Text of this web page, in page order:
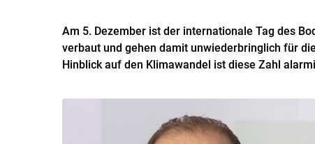
Am 5. Dezember ist der internationale Tag des
verbaut und gehen damit unwiederbringlich für
Hinblick auf den Klimawandel ist diese Zahl